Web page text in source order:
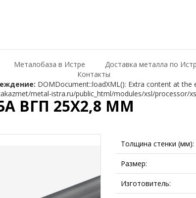
DOMDocument::loadXML(): Extra content at
metal-istra.ru/public_html/modules/xsl/processor/
ВГП 25Х2,8 ММ
Толщина стенки (мм):
Размер:
Изготовитель:
Металобаза в Истре Доставка металла по
Контакты